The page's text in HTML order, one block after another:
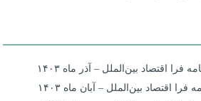
اقتصاد بین‌الملل – آذر ماه ۱۴۰۳
اقتصاد بین‌الملل – آبان ماه ۱۴۰۳